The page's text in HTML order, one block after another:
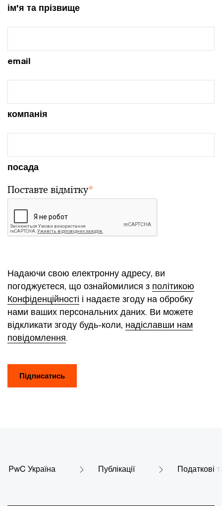
ім'я та прізвище
email
компанія
посада
Поставте відмітку*
Надаючи свою електронну адресу, ви
погоджуєтеся, що ознайомилися з політикою
Конфіденційності і надаєте згоду на обробку
нами ваших персональних даних. Ви можете
відкликати згоду будь-коли, надіславши нам
повідомлення.
Підписатись
PwC Україна Публікації Податкові